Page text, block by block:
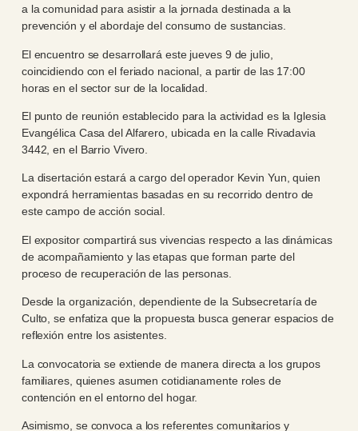
a la comunidad para asistir a la jornada destinada a la
prevención y el abordaje del consumo de sustancias.
El encuentro se desarrollará este jueves 9 de julio,
coincidiendo con el feriado nacional, a partir de las 17:00
horas en el sector sur de la localidad.
El punto de reunión establecido para la actividad es la Iglesia
Evangélica Casa del Alfarero, ubicada en la calle Rivadavia
3442, en el Barrio Vivero.
La disertación estará a cargo del operador Kevin Yun, quien
expondrá herramientas basadas en su recorrido dentro de
este campo de acción social.
El expositor compartirá sus vivencias respecto a las dinámicas
de acompañamiento y las etapas que forman parte del
proceso de recuperación de las personas.
Desde la organización, dependiente de la Subsecretaría de
Culto, se enfatiza que la propuesta busca generar espacios de
reflexión entre los asistentes.
La convocatoria se extiende de manera directa a los grupos
familiares, quienes asumen cotidianamente roles de
contención en el entorno del hogar.
Asimismo, se convoca a los referentes comunitarios y